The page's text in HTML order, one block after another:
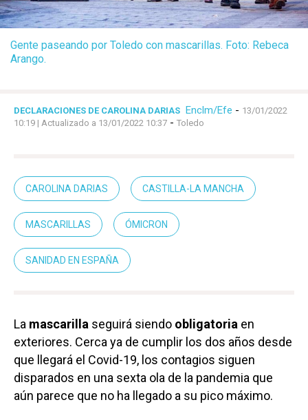
Gente paseando por Toledo con mascarillas. Foto: Rebeca
Arango.
DECLARACIONES DE CAROLINA DARIAS Enclm/Efe - 13/01/2022
10:19 | Actualizado a 13/01/2022 10:37 - Toledo
CAROLINA DARIAS CASTILLA-LA MANCHA
MASCARILLAS ÓMICRON
SANIDAD EN ESPAÑA
La mascarilla seguirá siendo obligatoria en
exteriores. Cerca ya de cumplir los dos años desde
que llegará el Covid-19, los contagios siguen
disparados en una sexta ola de la pandemia que
aún parece que no ha llegado a su pico máximo.